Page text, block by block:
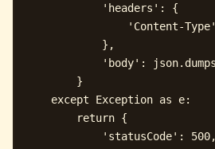
            'headers': {
'Content-
            },
'body':
        }
    except Exception as e:
        return {
            'statusCode': 500,